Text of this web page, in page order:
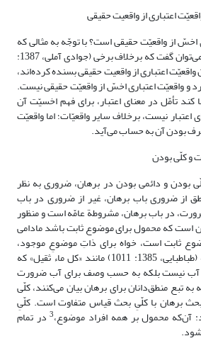
اعتباری از واقعیت حقیقی
اخسّ از واقعیّت حقیقی است؟ با توجّه به مثالی که
در اشکال اوّل عرض شد، می‌توان گفت که برخلاف برخی (جوادی آملی، 1387:
اعتباری از واقعیت حقیقی بسنده کرده‌اند،
و واقعیّت اعتباری اخسّ از واقعیّت حقیقی نیست.
تأمّل در معنای اعتبار، برای فهم اخسیّت آن
اعتبار نیست، برخلاف سایر واقعیّات؛ اما واقعیّت
بودن آن به حساب می‌آید.
و کلّی بودن
بودن و دائمی بودن در برهان، ضروری به نظر
از ضروری باب برهان، غیر از ضروری در باب
در باب برهان، مشروطة عامّه است و منظور
است که محمول برای موضوع ثابت باشد مادامی
ثابت است، خواه برای ذاتِ موضوعِ موجود،
ضرورت داشته باشد یا نه (طباطبایی، 1385: 1011) مانند «کل ماء ثقیل» که
نیست بلکه به حسب وصف برای آب ضرورت
تبع منطق‌دانان برای برهان بیان می‌کنند، کلّی
برهان با کلّیِ بحث قیاس متفاوت است. کلّیِ
محمول بر همه افراد موضوع،3در تمام